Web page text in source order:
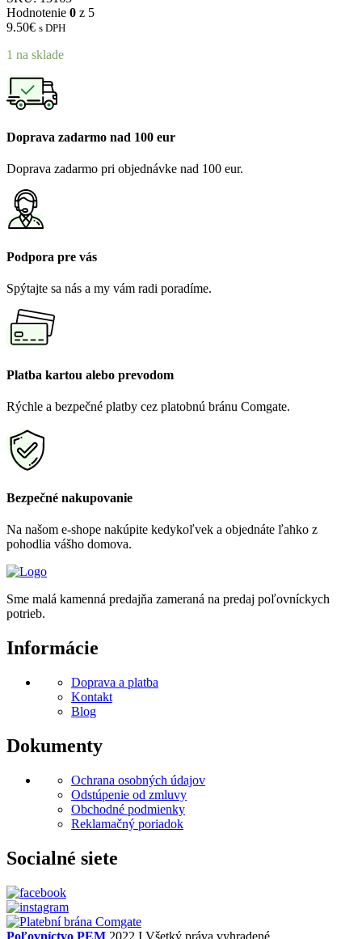
Hodnotenie 0 z 5
9.50€ s DPH
1 na sklade
Doprava zadarmo nad 100 eur
Doprava zadarmo pri objednávke nad 100 eur.
Podpora pre vás
Spýtajte sa nás a my vám radi poradíme.
Platba kartou alebo prevodom
Rýchle a bezpečné platby cez platobnú bránu Comgate.
Bezpečné nakupovanie
Na našom e-shope nakúpite kedykoľvek a objednáte ľahko z
pohodlia vášho domova.
Sme malá kamenná predajňa zameraná na predaj poľovníckych
potrieb.
Informácie
Doprava a platba
Kontakt
Blog
Dokumenty
Ochrana osobných údajov
Odstúpenie od zmluvy
Obchodné podmienky
Reklamačný poriadok
Socialné siete
Poľovníctvo PEM 2022 I Všetký práva vyhradené